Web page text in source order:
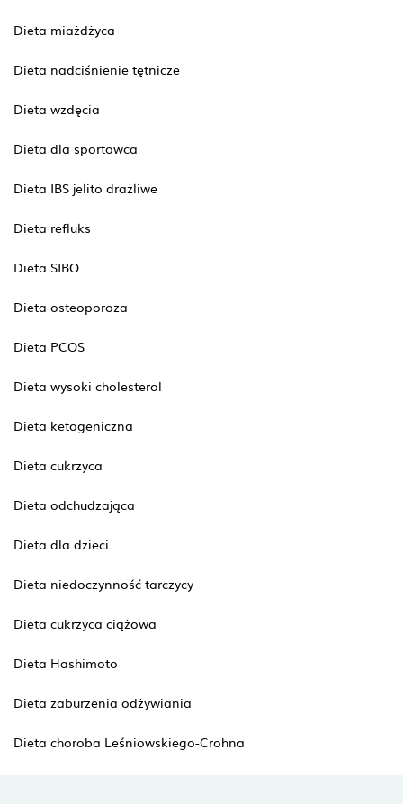
Dieta miażdżyca
Dieta nadciśnienie tętnicze
Dieta wzdęcia
Dieta dla sportowca
Dieta IBS jelito drażliwe
Dieta refluks
Dieta SIBO
Dieta osteoporoza
Dieta PCOS
Dieta wysoki cholesterol
Dieta ketogeniczna
Dieta cukrzyca
Dieta odchudzająca
Dieta dla dzieci
Dieta niedoczynność tarczycy
Dieta cukrzyca ciążowa
Dieta Hashimoto
Dieta zaburzenia odżywiania
Dieta choroba Leśniowskiego-Crohna